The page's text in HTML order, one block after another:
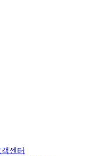
객센터